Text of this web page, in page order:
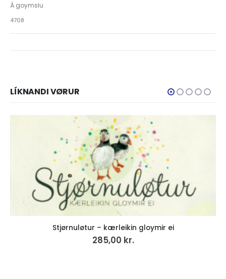
Á goymslu
4708
LÍKNANDI VØRUR
kærleikin gloymir ei